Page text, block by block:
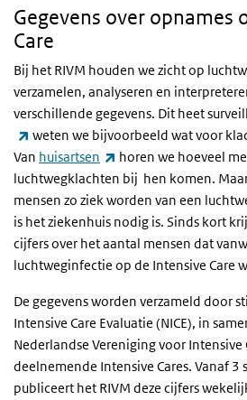
Gegevens over opnames
Care
Bij het RIVM houden we zicht op
verzamelen, analyseren en
verschillende gegevens. Dit heet
(externe link)
weten we bijvoorbeeld wat voor
Van huisartsen (externe link)
horen we hoeveel
luchtwegklachten bij hen komen.
mensen zo ziek worden van een
is het ziekenhuis nodig is. Sinds kort
cijfers over het aantal mensen dat
luchtweginfectie op de Intensive Care
De gegevens worden verzameld door
Intensive Care Evaluatie (NICE), in
Nederlandse Vereniging voor Intensive
deelnemende Intensive Cares. Vanaf 3
publiceert het RIVM deze cijfers